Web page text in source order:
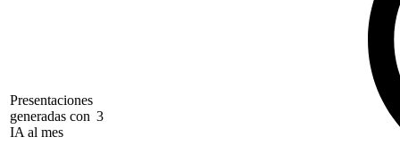
Presentaciones
generadas con
IA al mes
3